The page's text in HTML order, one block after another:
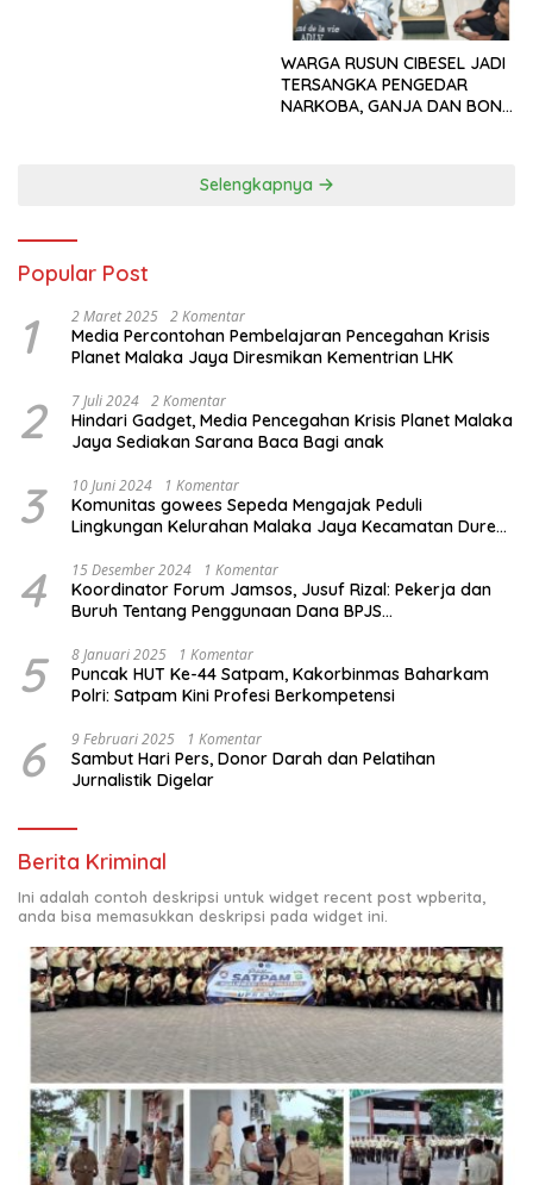
WARGA RUSUN CIBESEL JADI
TERSANGKA PENGEDAR
NARKOBA, GANJA DAN BONG
Selengkapnya
Popular Post
1 2 Maret 2025 2 Komentar
Media Percontohan Pembelajaran Pencegahan Krisis
Planet Malaka Jaya Diresmikan Kementrian LHK
2 7 Juli 2024 2 Komentar
Hindari Gadget, Media Pencegahan Krisis Planet Malaka
Jaya Sediakan Sarana Baca Bagi anak
3 10 Juni 2024 1 Komentar
Komunitas gowees Sepeda Mengajak Peduli
Lingkungan Kelurahan Malaka Jaya Kecamatan Duren
4 15 Desember 2024 1 Komentar
Koordinator Forum Jamsos, Jusuf Rizal: Pekerja dan
Buruh Tentang Penggunaan Dana BPJS
5 8 Januari 2025 1 Komentar
Puncak HUT Ke-44 Satpam, Kakorbinmas Baharkam
Polri: Satpam Kini Profesi Berkompetensi
6 9 Februari 2025 1 Komentar
Sambut Hari Pers, Donor Darah dan Pelatihan
Jurnalistik Digelar
Berita Kriminal
Ini adalah contoh deskripsi untuk widget recent post wpberita,
anda bisa memasukkan deskripsi pada widget ini.